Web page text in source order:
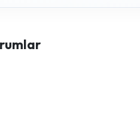
Zyrra AI